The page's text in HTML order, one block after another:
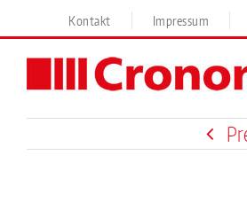
to
Kontakt Impressum